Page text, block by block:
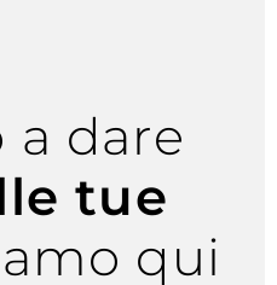
a dare
tue
qui